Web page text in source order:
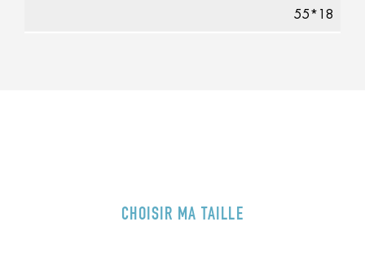
55*18
CHOISIR MA TAILLE